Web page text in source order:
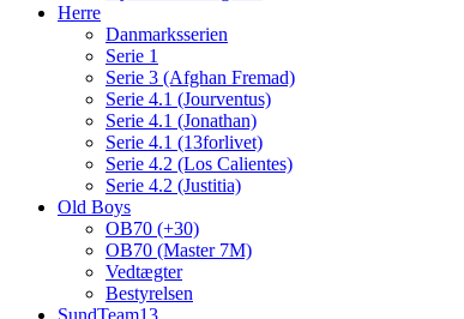
Herre
Danmarksserien
Serie 1
Serie 3 (Afghan Fremad)
Serie 4.1 (Jourventus)
Serie 4.1 (Jonathan)
Serie 4.1 (13forlivet)
Serie 4.2 (Los Calientes)
Serie 4.2 (Justitia)
Old Boys
OB70 (+30)
OB70 (Master 7M)
Vedtægter
Bestyrelsen
SundTeam13